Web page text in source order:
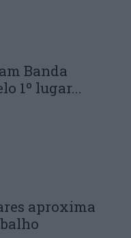
Banda
1º lugar...
aproxima